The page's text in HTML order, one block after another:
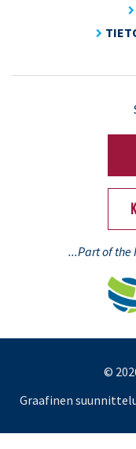
...Part of the
©
Graafinen